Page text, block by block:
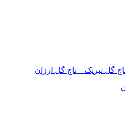
گل تبریک _ تاج گل ارزان